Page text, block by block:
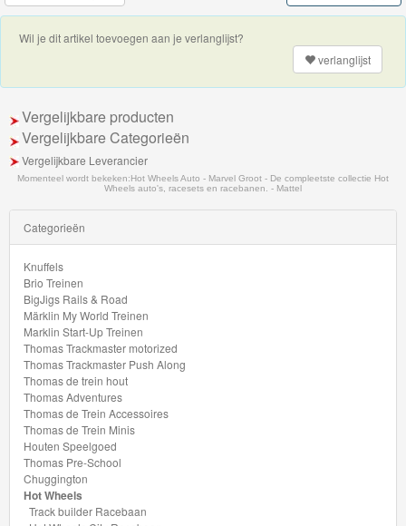
de
Minis
Houten
Speelgoed
Pre-
School
Chuggington
Hot
Wheels
Track
builder
Racebaan
Hot
Wheels
Wil je dit artikel toevoegen aan je verlanglijst?
verlanglijst
Vergelijkbare producten
Vergelijkbare Categorieën
Vergelijkbare Leverancier
Momenteel wordt bekeken:Hot Wheels Auto - Marvel Groot - De compleetste collectie Hot
Wheels auto's, racesets en racebanen. - Mattel
Categorieën
Knuffels
Brio Treinen
BigJigs Rails & Road
Märklin My World Treinen
Marklin Start-Up Treinen
Thomas Trackmaster motorized
Thomas Trackmaster Push Along
Thomas de trein hout
Thomas Adventures
Thomas de Trein Accessoires
Thomas de Trein Minis
Houten Speelgoed
Thomas Pre-School
Chuggington
Hot Wheels
Track builder Racebaan